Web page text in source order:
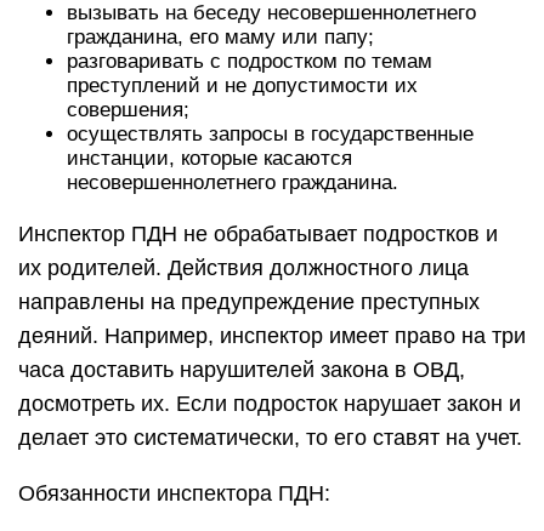
вызывать на беседу несовершеннолетнего
гражданина, его маму или папу;
разговаривать с подростком по темам
преступлений и не допустимости их
совершения;
осуществлять запросы в государственные
инстанции, которые касаются
несовершеннолетнего гражданина.
Инспектор ПДН не обрабатывает подростков и
их родителей. Действия должностного лица
направлены на предупреждение преступных
деяний. Например, инспектор имеет право на три
часа доставить нарушителей закона в ОВД,
досмотреть их. Если подросток нарушает закон и
делает это систематически, то его ставят на учет.
Обязанности инспектора ПДН: